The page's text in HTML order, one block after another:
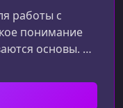
работы с
понимание
основы. В
как
с нуля,
данных в